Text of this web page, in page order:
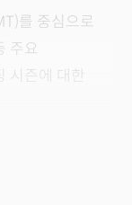
를 중심으로
주요
시즌에 대한